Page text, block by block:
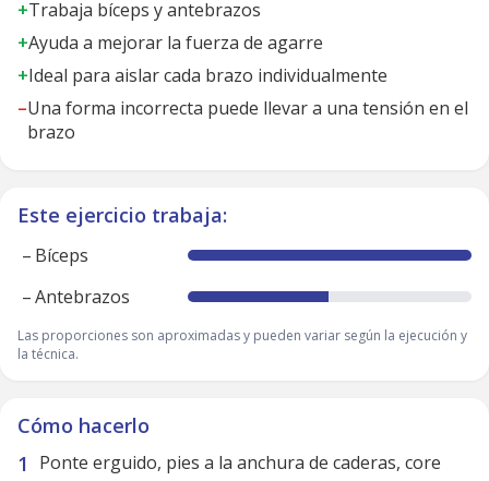
+Trabaja bíceps y antebrazos
+Ayuda a mejorar la fuerza de agarre
+Ideal para aislar cada brazo individualmente
–Una forma incorrecta puede llevar a una tensión en el
brazo
Este ejercicio trabaja:
– Bíceps
–Antebrazos
Las proporciones son aproximadas y pueden variar según la ejecución y
la técnica.
Cómo hacerlo
Ponte erguido, pies a la anchura de caderas, core